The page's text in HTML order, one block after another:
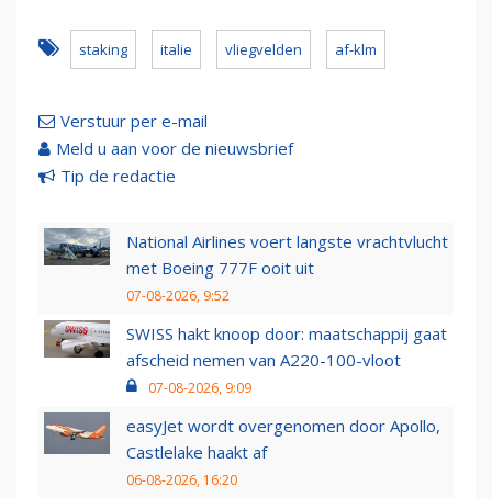
staking italie vliegvelden af-klm
Verstuur per e-mail
Meld u aan voor de nieuwsbrief
Tip de redactie
National Airlines voert langste vrachtvlucht
met Boeing 777F ooit uit
07-08-2026, 9:52
SWISS hakt knoop door: maatschappij gaat
afscheid nemen van A220-100-vloot
07-08-2026, 9:09
easyJet wordt overgenomen door Apollo,
Castlelake haakt af
06-08-2026, 16:20